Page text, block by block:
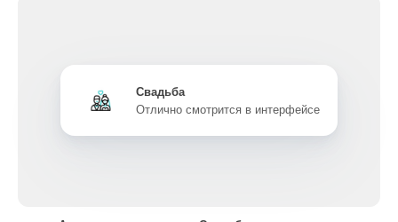
Свадьба
Отлично смотрится в интерфейсе